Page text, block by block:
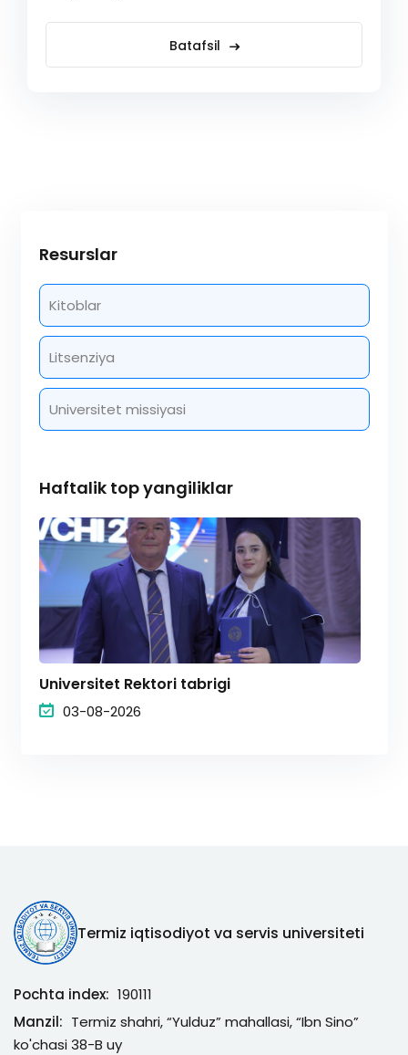
Batafsil
Resurslar
Kitoblar
Litsenziya
Universitet missiyasi
Haftalik top yangiliklar
Universitet Rektori tabrigi
03-08-2026
Termiz iqtisodiyot va servis universiteti
Pochta index: 190111
Manzil: Termiz shahri, “Yulduz” mahallasi, “Ibn Sino”
ko'chasi 38-B uy